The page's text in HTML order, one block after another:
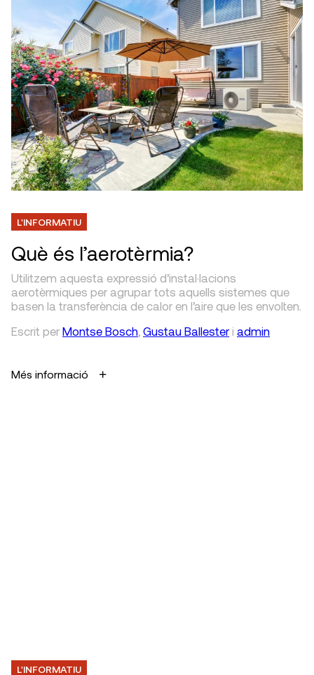
L'INFORMATIU
Què és l’aerotèrmia?
Utilitzem aquesta expressió d’instal·lacions
aerotèrmiques per agrupar tots aquells sistemes que
basen la transferència de calor en l’aire que les envolten.
Escrit per Montse Bosch, Gustau Ballester i admin
Més informació
L'INFORMATIU